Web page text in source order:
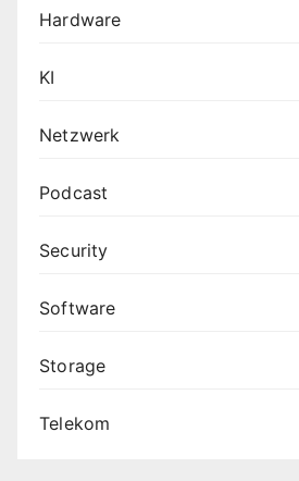
Hardware
KI
Netzwerk
Podcast
Security
Software
Storage
Telekom